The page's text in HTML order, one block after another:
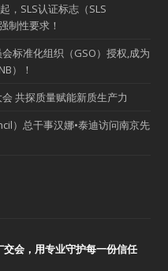
，SLS认证标志（SLS
制性要求！
标准化组织（GSO）授权,成为
）！
共探质量赋能新质生产力
）总干事汉娜•泰迪访问南京先
会，用专业守护每一份信任